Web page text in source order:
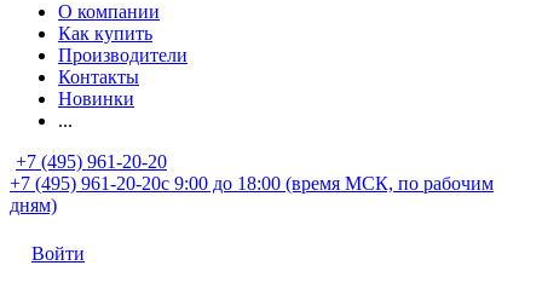
О компании
Как купить
Производители
Контакты
Новинки
...
+7 (495) 961-20-20
+7 (495) 961-20-20с 9:00 до 18:00 (время МСК, по рабочим
дням)
Войти